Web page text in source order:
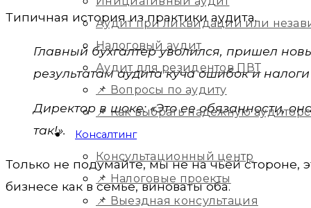
Аудит при ликвидации или
Налоговый аудит
Аудит для резидентов ПВТ
📌 Вопросы по аудиту
📌 Как выбрать надежную
Консалтинг
Консультационный центр
📌 Налоговые проекты
📌 Выездная консультация
Типичная история из практики аудита.
Главный бухгалтер уволился, пришел
результатам аудита куча ошибок и
Директор в шоке: «Это ее обязанности,
так!».
Только не подумайте, мы не на чьей стороне,
бизнесе как в семье, виноваты оба.